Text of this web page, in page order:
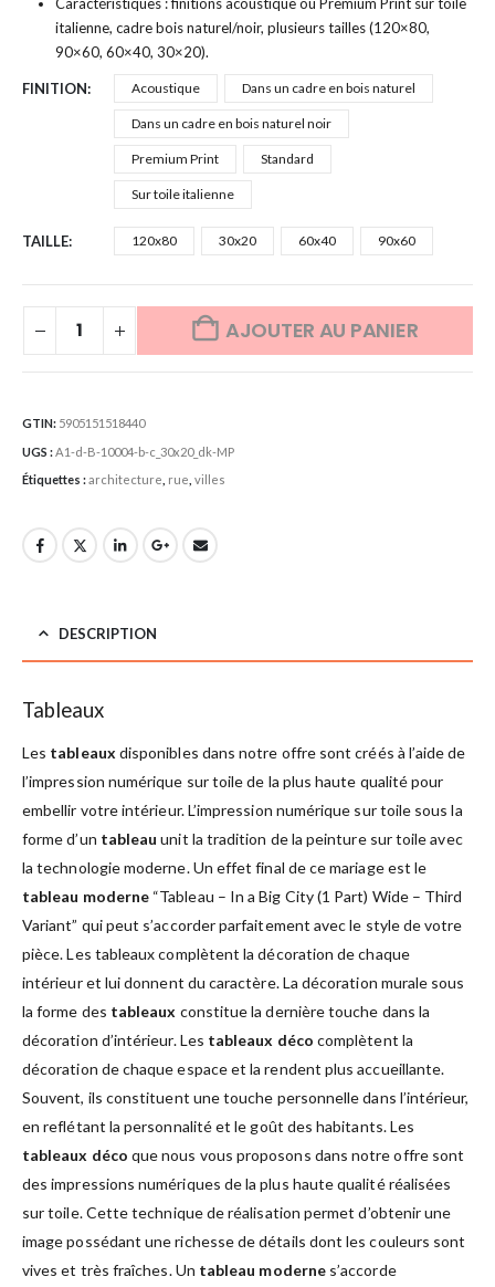
italienne, cadre bois naturel/noir, plusieurs tailles (120×80,
90×60, 60×40, 30×20).
FINITION Acoustique Dans un cadre en bois naturel
Dans un cadre en bois naturel noir
Premium Print Standard
Sur toile italienne
TAILLE 120x80 30x20 60x40 90x60
AJOUTER AU PANIER
GTIN: 5905151518440
UGS : A1-d-B-10004-b-c_30x20_dk-MP
Étiquettes :architecture rue villes
DESCRIPTION
Tableaux
Les tableaux disponibles dans notre offre sont créés à l’aide de
l’impression numérique sur toile de la plus haute qualité pour
embellir votre intérieur. L’impression numérique sur toile sous la
forme d’un tableau unit la tradition de la peinture sur toile avec
la technologie moderne. Un effet final de ce mariage est le
tableau moderne “Tableau – In a Big City (1 Part) Wide – Third
Variant” qui peut s’accorder parfaitement avec le style de votre
pièce. Les tableaux complètent la décoration de chaque
intérieur et lui donnent du caractère. La décoration murale sous
la forme des tableaux constitue la dernière touche dans la
décoration d’intérieur. Les tableaux déco complètent la
décoration de chaque espace et la rendent plus accueillante.
Souvent, ils constituent une touche personnelle dans l’intérieur,
en reflétant la personnalité et le goût des habitants. Les
tableaux déco que nous vous proposons dans notre offre sont
des impressions numériques de la plus haute qualité réalisées
sur toile. Cette technique de réalisation permet d’obtenir une
image possédant une richesse de détails dont les couleurs sont
vives et très fraîches. Un tableau modernes’accorde